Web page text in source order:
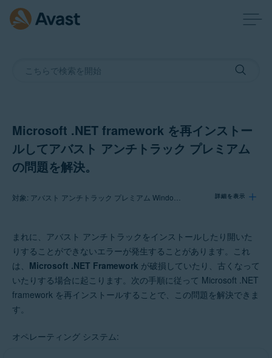
Microsoft .NET framework を再インストー
ルしてアバスト アンチトラック プレミアム
の問題を解決。
詳細を表示
製品:
オペレーティング システム:
Microsoft Windows 11 Home / Pro / Enterprise / Education
Microsoft Windows 8.1 / Pro / Enterprise - 32 / 64 ビット
まれに、アバスト アンチトラックをインストールしたり開いた
りすることができないエラーが発生することがあります。これ
は、 Microsoft .NET Framework が破損していたり、古くなって
いたりする場合に起こります。次の手順に従って Microsoft .NET
framework を再インストールすることで、この問題を解決できま
す。
オペレーティング システム: